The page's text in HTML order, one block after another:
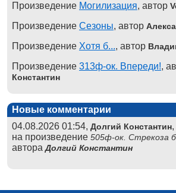
Произведение Могилизация, автор
Произведение Сезоны, автор
Произведение Хотя б..., автор
Произведение 313ф-ок. Впереди!,
Константин
Новые комментарии
04.08.2026 01:54, Долгий Константин,
на произведение 505ф-ок. Стрекоза
автораДолгий Константин